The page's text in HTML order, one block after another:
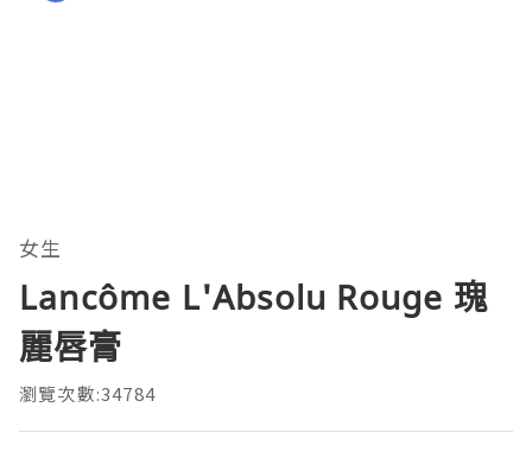
女生
Lancôme L'Absolu Rouge 瑰
麗唇膏
瀏覽次數:34784